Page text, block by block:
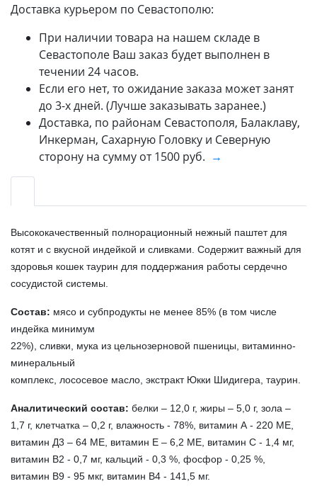
Доставка курьером по Севастополю:
При наличии товара на нашем складе в
Севастополе Ваш заказ будет выполнен в
течении 24 часов.
Если его нет, то ожидание заказа может занят
до 3-х дней. (Лучше заказывать заранее.)
Доставка, по районам Севастополя, Балаклаву,
Инкерман, Сахарную Головку и Северную
сторону на сумму от 1500 руб. →
Высококачественный полнорационный нежный паштет для
котят и с вкусной индейкой и сливками. Содержит важный для
здоровья кошек таурин для поддержания работы сердечно
сосудистой системы.
Состав: мясо и субпродукты не менее 85% (в том числе
индейка минимум
22%), сливки, мука из цельнозерновой пшеницы, витаминно-
минеральный
комплекс, лососевое масло, экстракт Юкки Шидигера, таурин.
Аналитический состав: белки – 12,0 г, жиры – 5,0 г, зола –
1,7 г, клетчатка – 0,2 г, влажность - 78%, витамин А - 220 МЕ,
витамин Д3 – 64 МЕ, витамин Е – 6,2 МЕ, витамин С - 1,4 мг,
витамин В2 - 0,7 мг, кальций - 0,3 %, фосфор - 0,25 %,
витамин В9 - 95 мкг, витамин В4 - 141,5 мг.